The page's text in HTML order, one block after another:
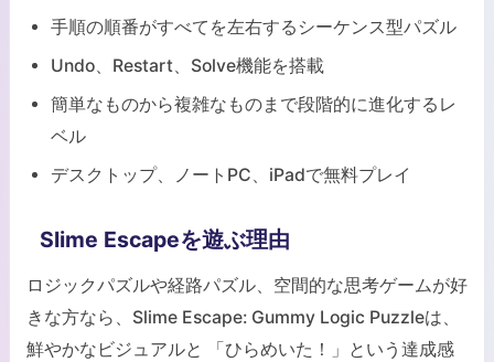
手順の順番がすべてを左右するシーケンス型パズル
Undo、Restart、Solve機能を搭載
簡単なものから複雑なものまで段階的に進化するレ
ベル
デスクトップ、ノートPC、iPadで無料プレイ
Slime Escapeを遊ぶ理由
ロジックパズルや経路パズル、空間的な思考ゲームが好
きな方なら、Slime Escape: Gummy Logic Puzzleは、
鮮やかなビジュアルと 「ひらめいた！」という達成感